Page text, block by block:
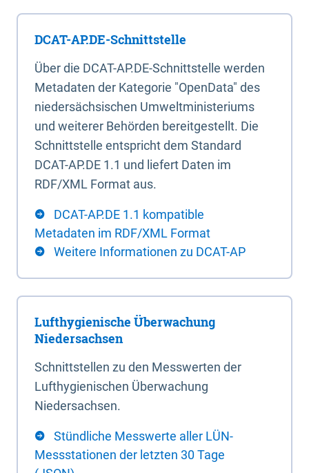
DCAT-AP.DE-Schnittstelle
Über die DCAT-AP.DE-Schnittstelle werden
Metadaten der Kategorie "OpenData" des
niedersächsischen Umweltministeriums
und weiterer Behörden bereitgestellt. Die
Schnittstelle entspricht dem Standard
DCAT-AP.DE 1.1 und liefert Daten im
RDF/XML Format aus.
DCAT-AP.DE 1.1 kompatible
Metadaten im RDF/XML Format
Weitere Informationen zu DCAT-AP
Lufthygienische Überwachung
Niedersachsen
Schnittstellen zu den Messwerten der
Lufthygienischen Überwachung
Niedersachsen.
Stündliche Messwerte aller LÜN-
Messstationen der letzten 30 Tage